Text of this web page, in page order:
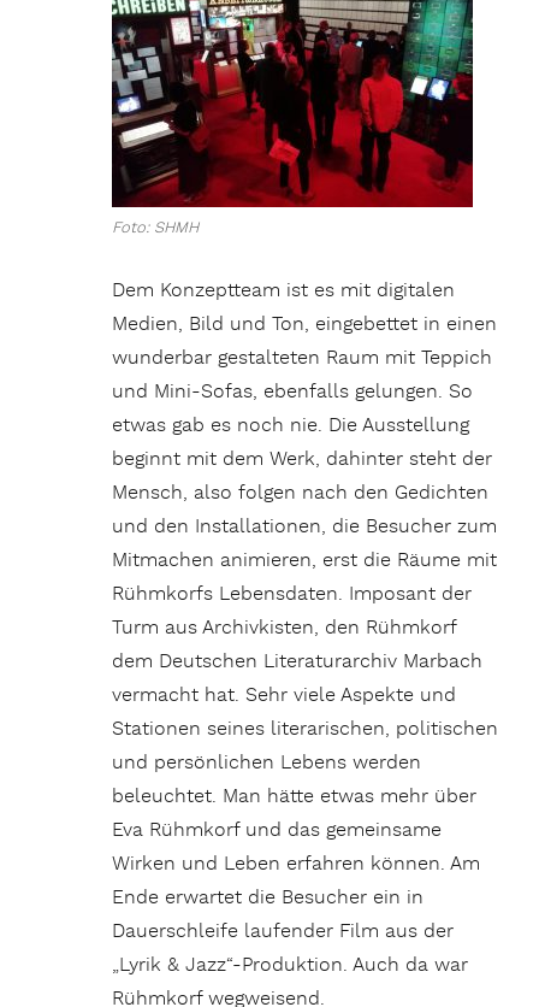
Foto: SHMH
Dem Konzeptteam ist es mit digitalen
Medien, Bild und Ton, eingebettet in einen
wunderbar gestalteten Raum mit Teppich
und Mini-Sofas, ebenfalls gelungen. So
etwas gab es noch nie. Die Ausstellung
beginnt mit dem Werk, dahinter steht der
Mensch, also folgen nach den Gedichten
und den Installationen, die Besucher zum
Mitmachen animieren, erst die Räume mit
Rühmkorfs Lebensdaten. Imposant der
Turm aus Archivkisten, den Rühmkorf
dem Deutschen Literaturarchiv Marbach
vermacht hat. Sehr viele Aspekte und
Stationen seines literarischen, politischen
und persönlichen Lebens werden
beleuchtet. Man hätte etwas mehr über
Eva Rühmkorf und das gemeinsame
Wirken und Leben erfahren können. Am
Ende erwartet die Besucher ein in
Dauerschleife laufender Film aus der
„Lyrik & Jazz“-Produktion. Auch da war
Rühmkorf wegweisend.